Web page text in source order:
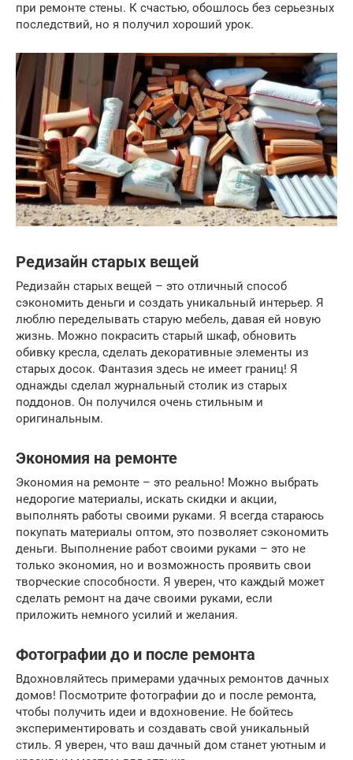
при ремонте стены. К счастью, обошлось без серьезных
последствий, но я получил хороший урок.
Редизайн старых вещей
Редизайн старых вещей – это отличный способ
сэкономить деньги и создать уникальный интерьер. Я
люблю переделывать старую мебель, давая ей новую
жизнь. Можно покрасить старый шкаф, обновить
обивку кресла, сделать декоративные элементы из
старых досок. Фантазия здесь не имеет границ! Я
однажды сделал журнальный столик из старых
поддонов. Он получился очень стильным и
оригинальным.
Экономия на ремонте
Экономия на ремонте – это реально! Можно выбрать
недорогие материалы, искать скидки и акции,
выполнять работы своими руками. Я всегда стараюсь
покупать материалы оптом, это позволяет сэкономить
деньги. Выполнение работ своими руками – это не
только экономия, но и возможность проявить свои
творческие способности. Я уверен, что каждый может
сделать ремонт на даче своими руками, если
приложить немного усилий и желания.
Фотографии до и после ремонта
Вдохновляйтесь примерами удачных ремонтов дачных
домов! Посмотрите фотографии до и после ремонта,
чтобы получить идеи и вдохновение. Не бойтесь
экспериментировать и создавать свой уникальный
стиль. Я уверен, что ваш дачный дом станет уютным и